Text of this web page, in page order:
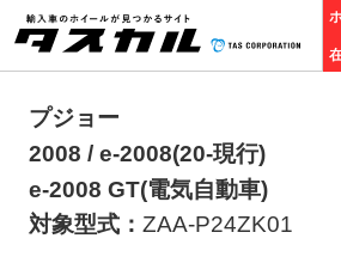
プジョー
2008 / e-2008(20-現行)
e-2008 GT(電気自動車)
対象型式： ZAA-P24ZK01